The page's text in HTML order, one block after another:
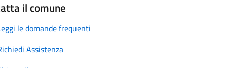
il comune
le domande frequenti
Assistenza